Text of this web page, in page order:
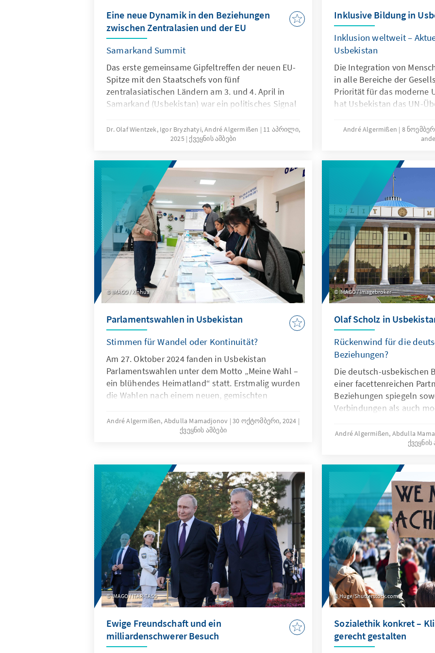
Eine neue Dynamik in den Beziehungen
zwischen Zentralasien und der EU
Samarkand Summit
Das erste gemeinsame Gipfeltreffen der neuen EU-
Spitze mit den Staatschefs von fünf
zentralasiatischen Ländern am 3. und 4. April in
Samarkand (Usbekistan) war ein politisches Signal
hochrangige Treffen war der vorläufige Höhepunkt
der verstärkten Bemühungen der EU um die Region
gemeinsame Erklärung ist ein Beispiel für den
pragmatischeren und (an wirtschaftlichen)
interessenorientierten Ansatz der EU in ihrer
Partnerschaftspolitik seit dem Amtsantritt der
neuen Europäischen Kommission Ende 2024.
Dr. Olaf Wientzek, Igor Bryzhatyi, André Algermißen
11 აპრილი,
2025 ქვეყნის ამბები
Inklusive Bildung in
Inklusion weltweit –
Usbekistan
Die Integration von
in alle Bereiche der
Priorität für das moderne
hat Usbekistan das UN-
(UNCRPD) unterzeichnet
dem Amtsantritt von
unternommen, um
Lebensbedingungen für
Behinderungen zu
Bildung zu gewährleisten.
André Algermißen 8
IMAGO / Xinhua
Parlamentswahlen in Usbekistan
Stimmen für Wandel oder Kontinuität?
Am 27. Oktober 2024 fanden in Usbekistan
Parlamentswahlen unter dem Motto „Meine Wahl –
ein blühendes Heimatland“ statt. Erstmalig wurden
die Wahlen nach einem neuen, gemischten
Mehrheits- als auch des Verhältniswahlverfahrens
umfasst. Das neue System, das auf einer Reform
Potenzial, die politische Landschaft des Landes
zukünftig zu verändern. Die Parlamentswahlen
wurden erwartungsgemäß von der
Liberaldemokratischen Partei Usbekistans (LDPU)
gewonnen, die auch zukünftig die Regierung
anführen wird.
André Algermißen, Abdulla Mamadjonov 30 ოქტომბერი, 2024
ქვეყნის ამბები
IMAGO / imagebroker
Olaf Scholz in
Rückenwind für die
Beziehungen?
Die deutsch-usbekischen
einer facettenreichen
Beziehungen spiegeln
Verbindungen als auch
Nach der Unabhängigkeit
1991 etablierte
Seitdem bestehen
Laufe der letzten 33 Jahre
Höhen als auch
Im Rahmen seiner ersten
vom 15.-17. September
Bundeskanzler Olaf
großen
den bilateralen
Präsidenten Shavkat
Teilnahme am Z5+1-
Usbekistan konnten eine
Vereinbarungen,
André Algermißen, Abdulla
ქვეყნის
IMAGO / ITAR-TASS
Ewige Freundschaft und ein
milliardenschwerer Besuch
Huge/Shutterstock.com
Sozialethik konkret –
gerecht gestalten